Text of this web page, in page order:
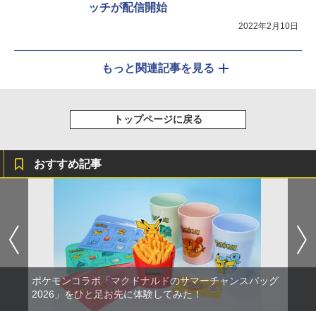
ッチが配信開始
2022年2月10日
もっと関連記事を見る
トップページに戻る
おすすめ記事
ポケモンコラボ「マクドナルドのサマーチャンスバッグ
2026」をひと足お先に体験してみた！